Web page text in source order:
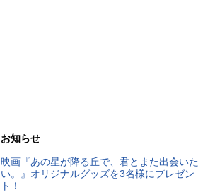
お知らせ
映画『あの星が降る丘で、君とまた出会いた
い。』オリジナルグッズを3名様にプレゼン
ト！